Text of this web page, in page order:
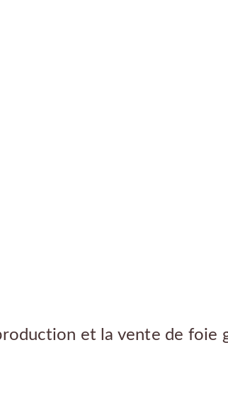
et la vente de foie